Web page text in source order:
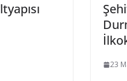
23